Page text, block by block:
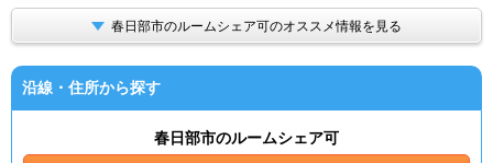
春日部市のルームシェア可のオススメ情報を見る
沿線・住所から探す
春日部市のルームシェア可